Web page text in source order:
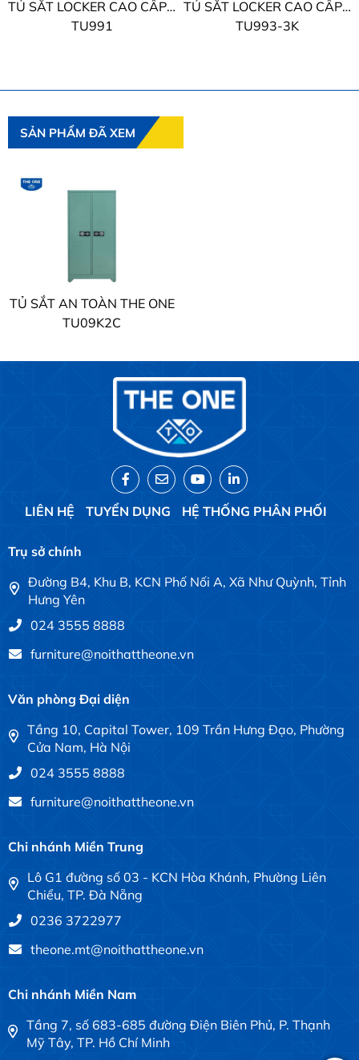
TỦ SẮT LOCKER CAO CẤP THE ONE
TU991
TỦ SẮT LOCKER CAO CẤP THE ONE
TU993-3K
SẢN PHẨM ĐÃ XEM
TỦ SẮT AN TOÀN THE ONE
TU09K2C
LIÊN HỆ TUYỂN DỤNG HỆ THỐNG PHÂN PHỐI
Trụ sở chính
Đường B4, Khu B, KCN Phố Nối A, Xã Như Quỳnh, Tỉnh
Hưng Yên
024 3555 8888
furniture@noithattheone.vn
Văn phòng Đại diện
Tầng 10, Capital Tower, 109 Trần Hưng Đạo, Phường
Cửa Nam, Hà Nội
024 3555 8888
furniture@noithattheone.vn
Chi nhánh Miền Trung
Lô G1 đường số 03 - KCN Hòa Khánh, Phường Liên
Chiểu, TP. Đà Nẵng
0236 3722977
theone.mt@noithattheone.vn
Chi nhánh Miền Nam
Tầng 7, số 683-685 đường Điện Biên Phủ, P. Thạnh
Mỹ Tây, TP. Hồ Chí Minh